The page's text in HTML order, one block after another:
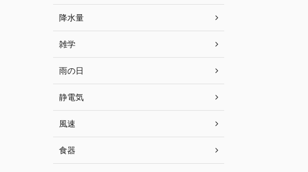
降水量
雑学
雨の日
静電気
風速
食器